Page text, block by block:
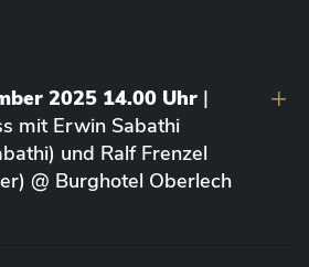
2025 14.00 Uhr |
mit Erwin Sabathi
und Ralf Frenzel
@ Burghotel Oberlech